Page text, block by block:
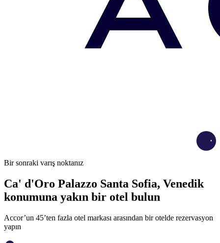
Bir sonraki varış noktanız
Ca' d'Oro Palazzo Santa Sofia, Venedik
konumuna yakın bir otel bulun
Accor’un 45’ten fazla otel markası arasından bir otelde rezervasyon
yapın